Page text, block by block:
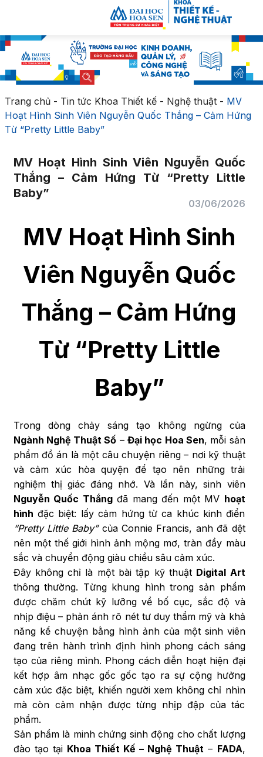
Trang chủ- Tin tức Khoa Thiết kế - Nghệ thuật- MV
Hoạt Hình Sinh Viên Nguyễn Quốc Thắng – Cảm Hứng
Từ “Pretty Little Baby”
MV Hoạt Hình Sinh Viên Nguyễn Quốc
Thắng – Cảm Hứng Từ “Pretty Little
Baby”
03/06/2026
MV Hoạt Hình Sinh
Viên Nguyễn Quốc
Thắng – Cảm Hứng
Từ “Pretty Little
Baby”
Trong dòng chảy sáng tạo không ngừng của
Ngành Nghệ Thuật Số –Đại học Hoa Sen, mỗi sản
phẩm đồ án là một câu chuyện riêng – nơi kỹ thuật
và cảm xúc hòa quyện để tạo nên những trải
nghiệm thị giác đáng nhớ. Và lần này, sinh viên
Nguyễn Quốc Thắngđã mang đến một MV hoạt
hình đặc biệt: lấy cảm hứng từ ca khúc kinh điển
“Pretty Little Baby”của Connie Francis, anh đã dệt
nên một thế giới hình ảnh mộng mơ, tràn đầy màu
sắc và chuyển động giàu chiều sâu cảm xúc.
Đây không chỉ là một bài tập kỹ thuật Digital Art
thông thường. Từng khung hình trong sản phẩm
được chăm chút kỹ lưỡng về bố cục, sắc độ và
nhịp điệu – phản ánh rõ nét tư duy thẩm mỹ và khả
năng kể chuyện bằng hình ảnh của một sinh viên
đang trên hành trình định hình phong cách sáng
tạo của riêng mình. Phong cách diễn hoạt hiện đại
kết hợp âm nhạc gốc gốc tạo ra sự cộng hưởng
cảm xúc đặc biệt, khiến người xem không chỉ nhìn
mà còn cảm nhận được từng nhịp đập của tác
phẩm.
Sản phẩm là minh chứng sinh động cho chất lượng
đào tạo tại Khoa Thiết Kế – Nghệ Thuật – FADA,